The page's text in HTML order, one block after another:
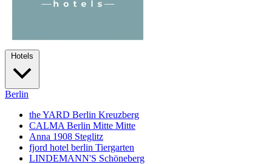
Berlin
the YARD Berlin Kreuzberg
CALMA Berlin Mitte Mitte
Anna 1908 Steglitz
fjord hotel berlin Tiergarten
LINDEMANN'S Schöneberg